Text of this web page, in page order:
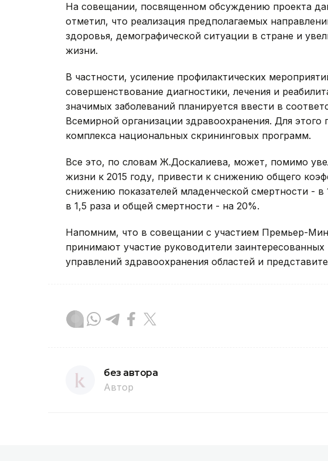
На совещании, посвященном обсуждению проекта
отметил, что реализация предполагаемых
здоровья, демографической ситуации в стране и
жизни.
В частности, усиление профилактических
совершенствование диагностики, лечения и
значимых заболеваний планируется ввести в
Всемирной организации здравоохранения. Для этого
комплекса национальных скрининговых программ.
Все это, по словам Ж.Доскалиева, может, помимо
жизни к 2015 году, привести к снижению общего
снижению показателей младенческой смертности - в
в 1,5 раза и общей смертности - на 20%.
Напомним, что в совещании с участием Премьер-
принимают участие руководители заинтересованных
управлений здравоохранения областей и
без автора
Автор